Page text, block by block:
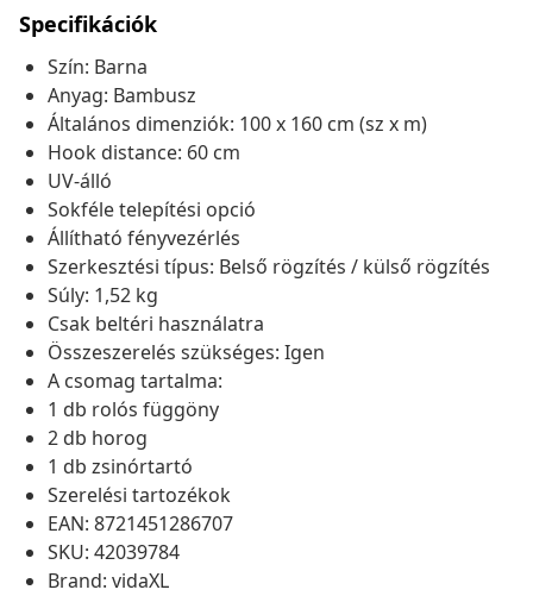
Specifikációk
Szín: Barna
Anyag: Bambusz
Általános dimenziók: 100 x 160 cm (sz x m)
Hook distance: 60 cm
UV-álló
Sokféle telepítési opció
Állítható fényvezérlés
Szerkesztési típus: Belső rögzítés / külső rögzítés
Súly: 1,52 kg
Csak beltéri használatra
Összeszerelés szükséges: Igen
A csomag tartalma:
1 db rolós függöny
2 db horog
1 db zsinórtartó
Szerelési tartozékok
EAN: 8721451286707
SKU: 42039784
Brand: vidaXL